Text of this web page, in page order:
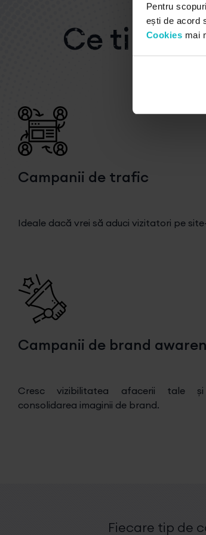
Pentru
ești de acord
Cookies mai
Ce tipuri
Facebook
Campanii de trafic
Ideale dacă vrei să aduci vizitatori pe
Campanii de brand
Cresc vizibilitatea afacerii tale
consolidarea imaginii de brand.
Fiecare tip de